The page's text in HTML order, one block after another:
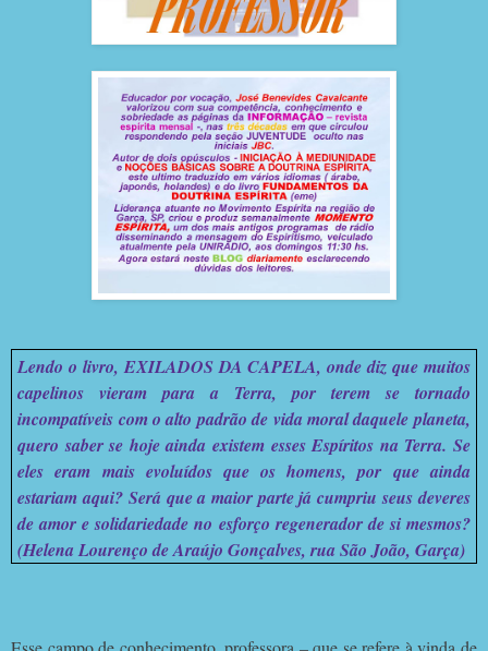
Lendo o livro, EXILADOS DA CAPELA, onde diz que muitos
capelinos vieram para a Terra, por terem se tornado
incompatíveis com o alto padrão de vida moral daquele planeta,
quero saber se hoje ainda existem esses Espíritos na Terra. Se
eles eram mais evoluídos que os homens, por que ainda
estariam aqui? Será que a maior parte já cumpriu seus deveres
de amor e solidariedade no esforço regenerador de si mesmos?
(Helena Lourenço de Araújo Gonçalves, rua São João, Garça)